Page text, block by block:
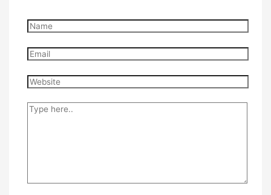
Name
Email
Website
Type
here..